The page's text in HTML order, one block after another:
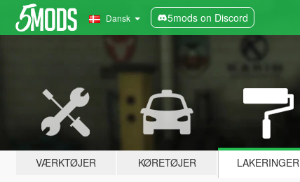
Dansk 5mods on Discord
VÆRKTØJER KØRETØJER LAKERINGER